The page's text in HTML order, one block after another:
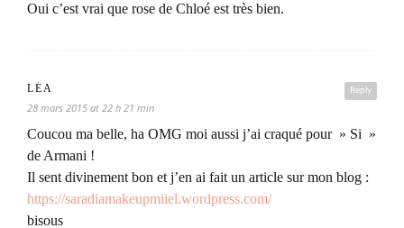
Oui c’est vrai que rose de Chloé est très bien.
Reply
LÉA
28 mars 2015 at 22 h 21 min
Coucou ma belle, ha OMG moi aussi j’ai craqué pour » Si »
de Armani !
Il sent divinement bon et j’en ai fait un article sur mon blog :
https://saradiamakeupmiiel.wordpress.com/
bisous